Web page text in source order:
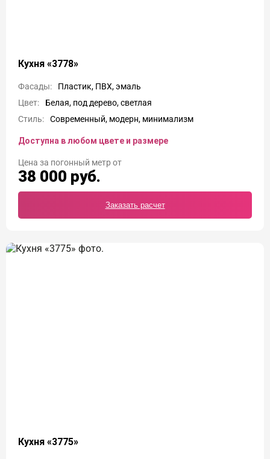
Кухня «3778»
Фасады:
Пластик, ПВХ, эмаль
Цвет:
Белая, под дерево, светлая
Стиль:
Современный, модерн, минимализм
Доступна в любом цвете и размере
Цена
38 000 руб.
Заказать расчет
Кухня «3775»